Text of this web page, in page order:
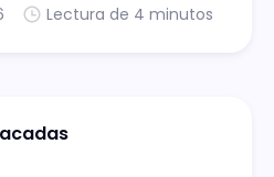
elaborar una
Lectura de 4 minutos